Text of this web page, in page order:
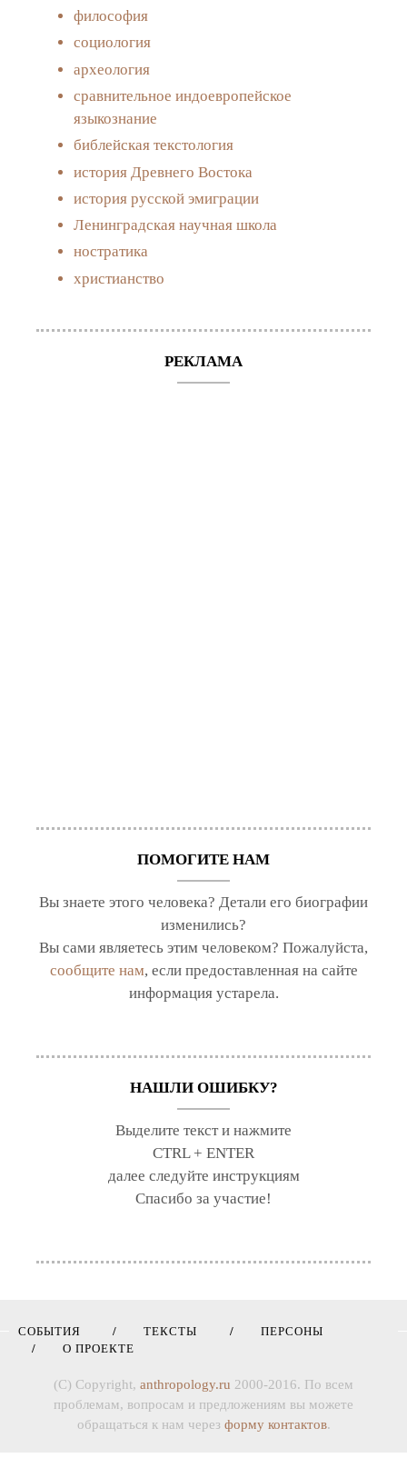
философия
социология
археология
сравнительное индоевропейское
языкознание
библейская текстология
история Древнего Востока
история русской эмиграции
Ленинградская научная школа
ностратика
христианство
РЕКЛАМА
ПОМОГИТЕ НАМ
Вы знаете этого человека? Детали его биографии
изменились?
Вы сами являетесь этим человеком? Пожалуйста,
сообщите нам, если предоставленная на сайте
информация устарела.
НАШЛИ ОШИБКУ?
Выделите текст и нажмите
CTRL + ENTER
далее следуйте инструкциям
Спасибо за участие!
СОБЫТИЯ ТЕКСТЫ
ПЕРСОНЫ
О ПРОЕКТЕ
(C) Copyright, anthropology.ru 2000-2016. По всем
проблемам, вопросам и предложениям вы можете
обращаться к нам через форму контактов.